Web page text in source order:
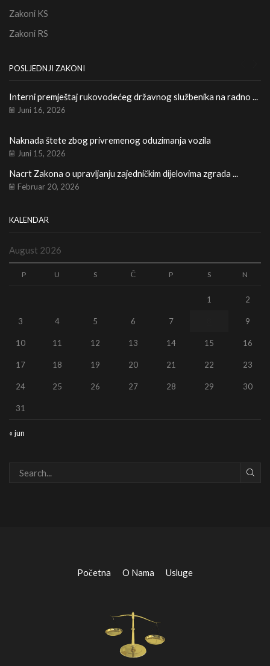
Zakoni KS
Zakoni RS
POSLJEDNJI ZAKONI
Interni premještaj rukovodećeg državnog službenika na radno ...
Juni 16, 2026
Naknada štete zbog privremenog oduzimanja vozila
Juni 15, 2026
Nacrt Zakona o upravljanju zajedničkim dijelovima zgrada ...
Februar 20, 2026
KALENDAR
August 2026
P U S Č P S N
« jun
1 2
3 4 5 6 7 9
10 11 12 13 14 15 16
17 18 19 20 21 22 23
24 25 26 27 28 29 30
31
Početna O Nama Usluge